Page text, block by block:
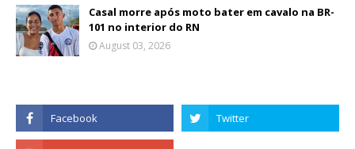
Casal morre após moto bater em cavalo na BR-
101 no interior do RN
August 03, 2026